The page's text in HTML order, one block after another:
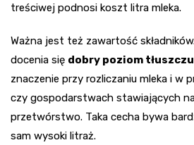
treściwej podnosi koszt litra mleka.
Ważna jest też zawartość
docenia się dobry poziom tłuszczu
znaczenie przy rozliczaniu mleka i w
czy gospodarstwach stawiających
przetwórstwo. Taka cecha bywa
sam wysoki litraż.